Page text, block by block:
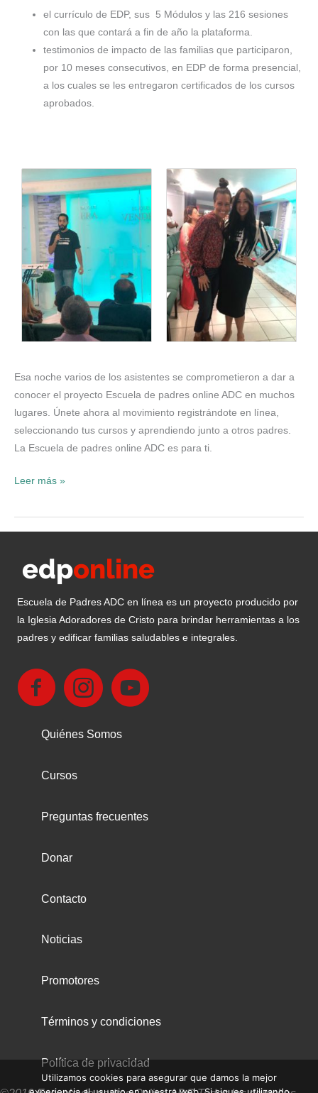
el currículo de EDP, sus 5 Módulos y las 216 sesiones
con las que contará a fin de año la plataforma.
testimonios de impacto de las familias que participaron,
por 10 meses consecutivos, en EDP de forma presencial,
a los cuales se les entregaron certificados de los cursos
aprobados.
Esa noche varios de los asistentes se comprometieron a dar a
conocer el proyecto Escuela de padres online ADC en muchos
lugares. Únete ahora al movimiento registrándote en línea,
seleccionando tus cursos y aprendiendo junto a otros padres.
La Escuela de padres online ADC es para ti.
Lanzamiento
Escuela
de
online
Leer más »
Escuela de Padres ADC en línea es un proyecto producido por
la Iglesia Adoradores de Cristo para brindar herramientas a los
padres y edificar familias saludables e integrales.
Quiénes Somos
Cursos
Preguntas frecuentes
Donar
Contacto
Noticias
Promotores
Términos y condiciones
Política de privacidad
Utilizamos cookies para asegurar que damos la mejor